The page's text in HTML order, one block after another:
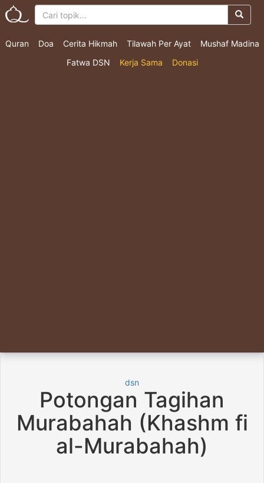
Quran Doa Cerita Hikmah Tilawah Per Ayat
Mushaf Madina
Fatwa DSN
Kerja Sama Donasi
dsn
Potongan Tagihan
Murabahah (Khashm fi
al-Murabahah)